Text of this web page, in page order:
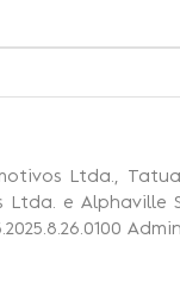
Ltda.,
e Alphaville